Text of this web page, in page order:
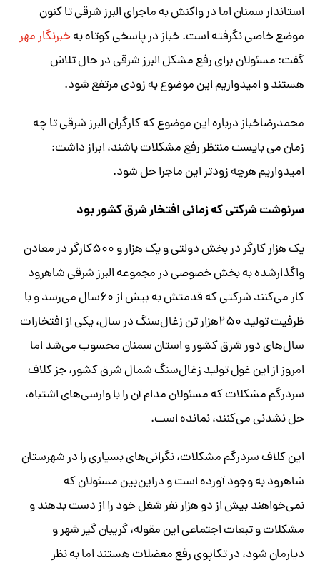
استاندار سمنان اما در واکنش به ماجرای البرز شرقی تا کنون
موضع خاصی نگرفته است. خباز در پاسخی کوتاه بهخبرنگار مهر
گفت: مسئولان برای رفع مشکل البرز شرقی در حال تلاش
هستند و امیدواریم این موضوع به زودی مرتفع شود.
محمدرضاخباز درباره این موضوع که کارگران البرز شرقی تا چه
زمان می بایست منتظر رفع مشکلات باشند، ابراز داشت:
امیدواریم هرچه زودتر این ماجرا حل شود.
سرنوشت شرکتی که زمانی افتخار شرق کشور بود
یک هزار کارگر در بخش دولتی و یک هزار و ۵۰۰کارگر در معادن
واگذارشده به بخش خصوصی در مجموعه البرز شرقی شاهرود
کار می‌کنند شرکتی که قدمتش به بیش از ۶۰سال می‌رسد و با
ظرفیت تولید ۲۵۰هزار تن زغال‌سنگ در سال، یکی از افتخارات
سال‌های دور شرق کشور و استان سمنان محسوب می‌شد اما
امروز از این غول تولید زغال‌سنگ شمال شرق کشور، جز کلاف
سردرگم مشکلات که مسئولان مدام آن را با وارسی‌های اشتباه،
حل نشدنی می‌کنند، نمانده است.
این کلاف سردرگم مشکلات، نگرانی‌های بسیاری را در شهرستان
شاهرود به وجود آورده است و دراین‌بین مسئولان که
نمی‌خواهند بیش از دو هزار نفر شغل خود را از دست بدهند و
مشکلات و تبعات اجتماعی این مقوله، گریبان گیر شهر و
دیارمان شود، در تکاپوی رفع معضلات هستند اما به نظر